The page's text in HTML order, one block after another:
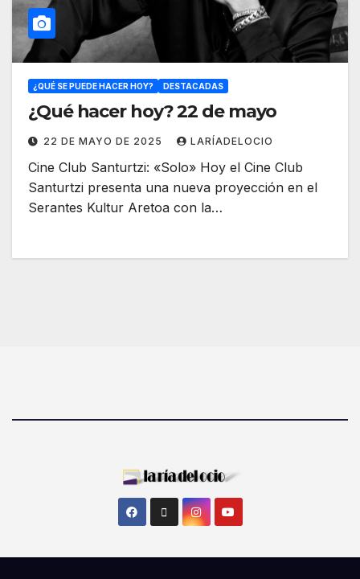
¿QUÉ SE PUEDE HACER HOY? DESTACADAS
¿Qué hacer hoy? 22 de mayo
22 DE MAYO DE 2025 LARÍADELOCIO
Cine Club Santurtzi: «Solo» Hoy el Cine Club
Santurtzi presenta una nueva proyección en el
Serantes Kultur Aretoa con la…